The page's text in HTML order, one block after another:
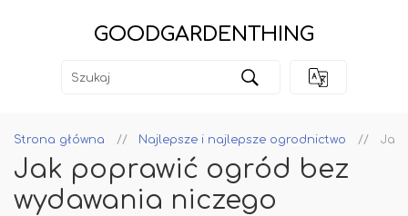
GOODGARDENTHING
Strona główna Najlepsze i najlepsze ogrodnictwo Jak
Jak poprawić ogród bez
wydawania niczego